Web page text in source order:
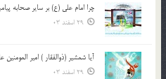
چرا امام علی (ع) بر سایر صحابه
29 اسفند 03
آیا شمشیر (ذوالفقار ) امیر
29 اسفند 03